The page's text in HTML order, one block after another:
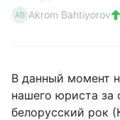
AB Akrom Bahtiyorov
В данный момент
нашего юриста за
белорусский рок